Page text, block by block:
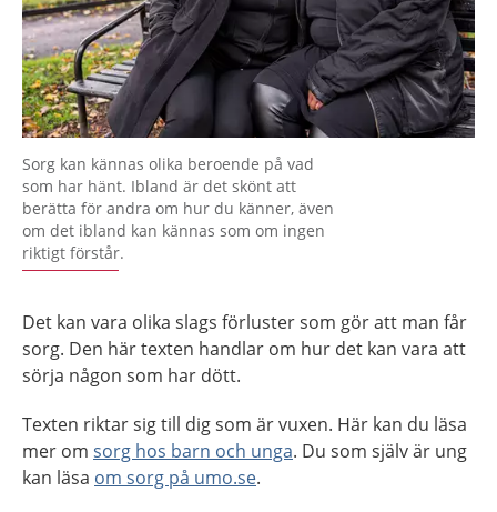
Sorg kan kännas olika beroende på vad
som har hänt. Ibland är det skönt att
berätta för andra om hur du känner, även
om det ibland kan kännas som om ingen
riktigt förstår.
Det kan vara olika slags förluster som gör att man får
sorg. Den här texten handlar om hur det kan vara att
sörja någon som har dött.
Texten riktar sig till dig som är vuxen. Här kan du läsa
mer om sorg hos barn och unga. Du som själv är ung
kan läsa om sorg på umo.se.